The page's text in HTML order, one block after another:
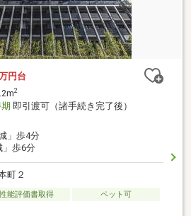
円台
2
即引渡可（諸手続き完了後）
」歩4分
」歩6分
町２
能評価書取得
ペット可